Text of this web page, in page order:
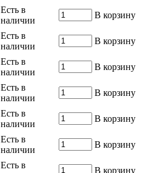
Есть в
наличии
В корзину
Есть в
наличии
В корзину
Есть в
наличии
В корзину
Есть в
наличии
В корзину
Есть в
наличии
В корзину
Есть в
наличии
В корзину
Есть в
В корзину